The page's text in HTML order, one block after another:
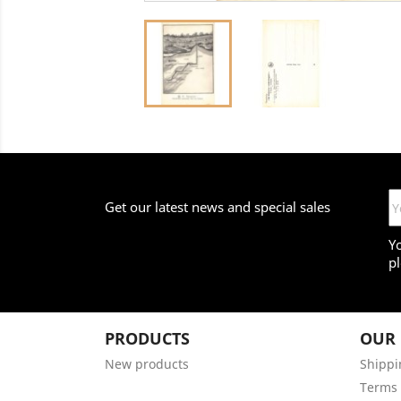
Get our latest news and special sales
PRODUCTS
New products
OUR